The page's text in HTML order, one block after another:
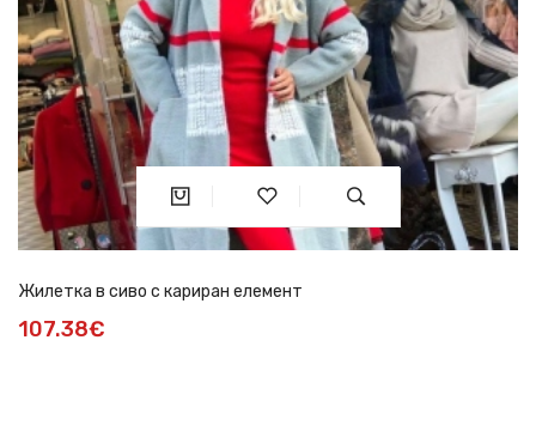
Жилетка в сиво с кариран елемент
107.38€